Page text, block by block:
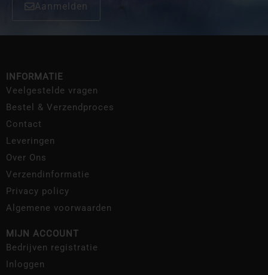
Aanmelden
INFORMATIE
Veelgestelde vragen
Bestel & Verzendproces
Contact
Leveringen
Over Ons
Verzendinformatie
Privacy policy
Algemene voorwaarden
MIJN ACCOUNT
Bedrijven registratie
Inloggen